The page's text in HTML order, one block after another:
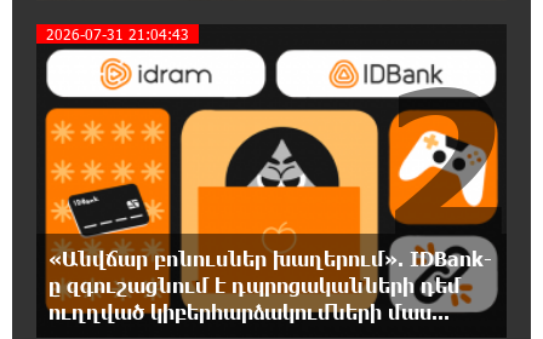
Սալահը կարիերան կշարունակի
Թուրքիայում
19:20:45 5-08-2026
Մեքենաներից գողություններ և շորթում
Երևանում. բացահայտվել է «Տեսլայով»
հանցավոր խումբը
19:02:55 5-08-2026
Նոր հաղորդագրություն՝ Wildberries-ից․ ի՞նչ
են ասում ընկերությունից
2026-07-31 21:04:43
«Անվճար բոնուսներ խաղերում». IDBank-
ը զգուշացնում է դպրոցականների դեմ
ուղղված կիբերհարձակումների մաս...
2